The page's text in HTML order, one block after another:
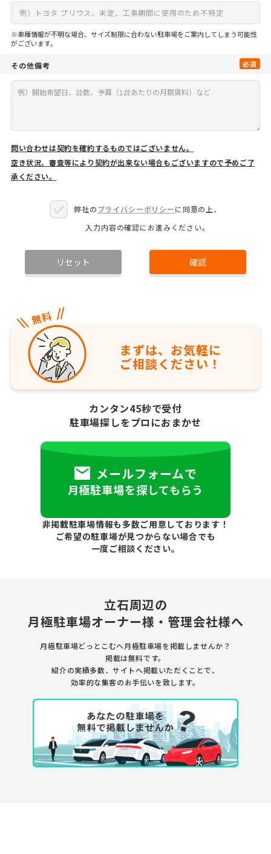
※車種情報が不明な場合、サイズ制限に合わない駐車場をご案内してしまう可能性
がございます。
その他備考 必須
問い合わせは契約を確約するものではございません。
空き状況、審査等により契約が出来ない場合もございますので予めご了
承ください。
弊社のプライバシーポリシーに同意の上、
入力内容の確認にお進みください。
リセット 確認
まずは、お気軽に
ご相談ください！
カンタン45秒で受付
駐車場探しをプロにおまかせ
メールフォームで
月極駐車場を探してもらう
非掲載駐車場情報も多数ご用意しております！
ご希望の駐車場が見つからない場合でも
一度ご相談ください。
立石周辺の
月極駐車場オーナー様・管理会社様へ
月極駐車場どっとこむへ月極駐車場を掲載しませんか？
掲載は無料です。
紹介の実績多数、サイトへ掲載いただくことで、
効率的な集客のお手伝いを致します。